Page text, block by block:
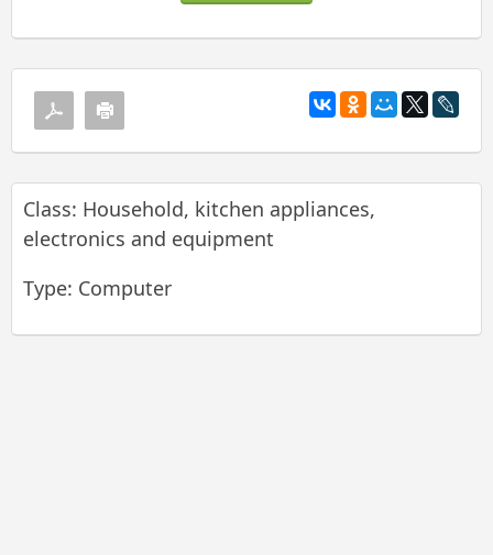
Class: Household, kitchen appliances,
electronics and equipment
Type: Computer